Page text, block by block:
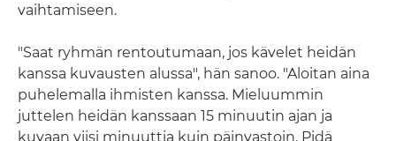
vaihtamiseen.
"Saat ryhmän rentoutumaan, jos kävelet heidän
kanssa kuvausten alussa", hän sanoo. "Aloitan aina
puhelemalla ihmisten kanssa. Mieluummin
juttelen heidän kanssaan 15 minuutin ajan ja
kuvaan viisi minuuttia kuin päinvastoin. Pidä